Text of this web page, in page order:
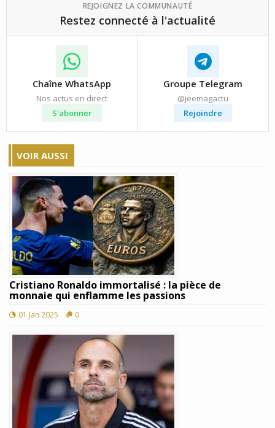
REJOIGNEZ LA COMMUNAUTÉ
Restez connecté à l'actualité
Chaîne WhatsApp
Nos actus en direct
S'abonner
Groupe Telegram
@jeemagactu
Rejoindre
VOIR AUSSI
Cristiano Ronaldo immortalisé : la pièce de
monnaie qui enflamme les passions
01 Jan 2025 0